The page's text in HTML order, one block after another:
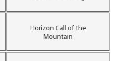
Horizon Call of the
Mountain